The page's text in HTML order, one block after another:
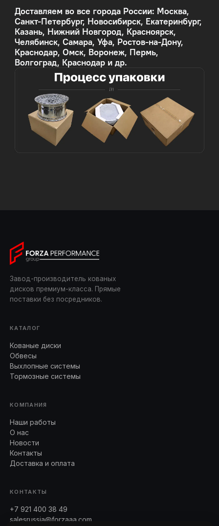
Доставляем во все города России: Москва,
Санкт-Петербург, Новосибирск, Екатеринбург,
Казань, Нижний Новгород, Красноярск,
Челябинск, Самара, Уфа, Ростов-на-Дону,
Краснодар, Омск, Воронеж, Пермь,
Волгоград, Краснодар и др.
Завод-производитель кованых
дисков премиум-класса. Прямые
поставки без посредников.
КАТАЛОГ
Кованые диски
Обвесы
Выхлопные системы
Тормозные системы
КОМПАНИЯ
Наши работы
О нас
Новости
Контакты
Доставка и оплата
КОНТАКТЫ
+7 921 400 38 49
salesrussia@forzaaa.com